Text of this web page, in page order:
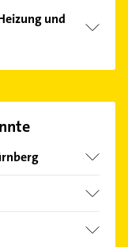
und